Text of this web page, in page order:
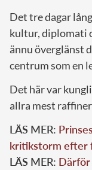
Det tre dagar
kultur, diplomati
ännu överglänst
centrum som en
Det här var
allra mest
LÄS MER:
kritikstorm efter
LÄS MER: Därför